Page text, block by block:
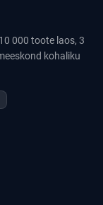
000 toote laos, 3
kohaliku